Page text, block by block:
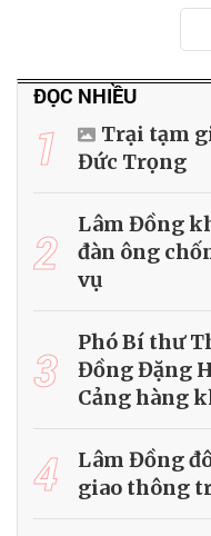
ĐỌC NHIỀU
1
Trại tạm
Đức Trọng
2
Lâm Đồng
đàn ông
vụ
3
Phó Bí thư
Đồng Đặng
Cảng hàng
4
Lâm Đồng
giao thông